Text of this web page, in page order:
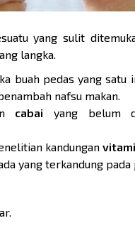
yang sulit
langka.
buah pedas yang satu
nafsu makan.
cabai yang belum
kandungan
yang terkandung pada